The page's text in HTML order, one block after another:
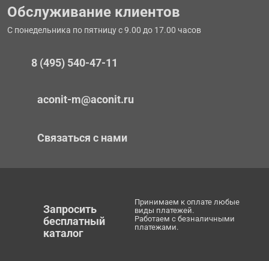
Обслуживание клиентов
С понедельника по пятницу с 9.00 до 17.00 часов
8 (495) 540-47-11
aconit-m@aconit.ru
Связаться с нами
Запросить
бесплатный
каталог
Принимаем к оплате любые
виды платежей.
Работаем с безналичными
платежами.